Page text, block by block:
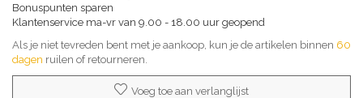
Bonuspunten sparen
Klantenservice ma-vr van 9.00 - 18.00 uur geopend
Als je niet tevreden bent met je aankoop, kun je de artikelen binnen 60
dagen ruilen of retourneren.
Voeg toe aan verlanglijst